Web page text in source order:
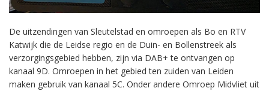
De uitzendingen van Sleutelstad en omroepen als Bo en RTV
Katwijk die de Leidse regio en de Duin- en Bollenstreek als
verzorgingsgebied hebben, zijn via DAB+ te ontvangen op
kanaal 9D. Omroepen in het gebied ten zuiden van Leiden
maken gebruik van kanaal 5C. Onder andere Omroep Midvliet uit